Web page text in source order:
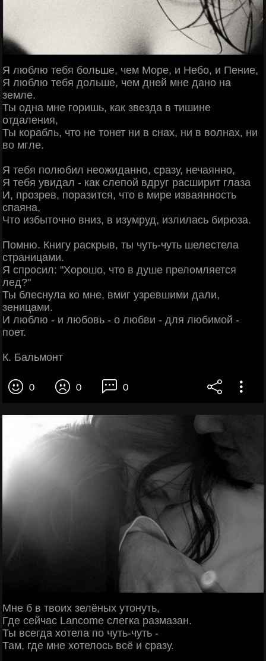
Я люблю тебя больше, чем Море, и Небо, и Пение,
Я люблю тебя дольше, чем дней мне дано на
земле.
Ты одна мне горишь, как звезда в тишине
отдаления,
Ты корабль, что не тонет ни в снах, ни в волнах, ни
во мгле.
Я тебя полюбил неожиданно, сразу, нечаянно,
Я тебя увидал - как слепой вдруг расширит глаза
И, прозрев, поразится, что в мире изваянность
спаяна,
Что избыточно вниз, в изумруд, излилась бирюза.
Помню. Книгу раскрыв, ты чуть-чуть шелестела
страницами.
Я спросил: "Хорошо, что в душе преломляется
лед?"
Ты блеснула ко мне, вмиг узревшими дали,
зеницами.
И люблю - и любовь - о любви - для любимой -
поет.
К. Бальмонт
0 0 0
Мне б в твоих зелёных утонуть,
Где сейчас Lancome слегка размазан.
Ты всегда хотела по чуть-чуть -
Там, где мне хотелось всё и сразу.